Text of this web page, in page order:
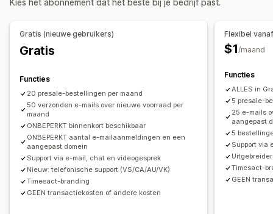
Aangepaste branding
Aangepaste tekst
E-mailmeldingen
Bestellimieten
Varianten
Stortingen
Gesplitste betalingen
Uitgestelde betalingen
Betalingsschema's
Gemengde winkelwagen
Analytics en rapportage
Kies het abonnement dat het beste bij je bedrijf past.
Gratis (nieuwe gebruikers)
Gratis
Functies
20 presale-bestellingen per maand
50 verzonden e-mails over nieuwe voorraad per
maand
ONBEPERKT binnenkort beschikbaar
ONBEPERKT aantal e-mailaanmeldingen en een
aangepast domein
Support via e-mail, chat en videogesprek
Nieuw: telefonische support (VS/CA/AU/VK)
Timesact-branding
GEEN transactiekosten of andere kosten
Flexibel
$1/maand
Functies
ALLES in
5 presale-
25 e-mails
aangepast
5
Support via
Timesact-
GEEN